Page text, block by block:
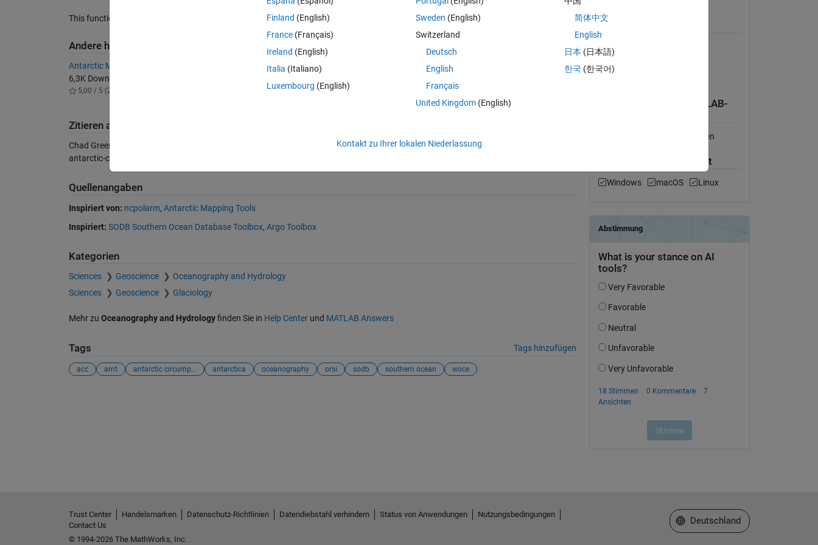
This function is now a plugin for Antarctic Mapping Tools.
Andere haben auch heruntergeladen:
Antarctic Mapping Tools
6,3K Downloads
5,00 / 5 (21)
Zitieren als
Chad Greene (2026).
(https://de.mathworks.com/matlabcentral/fileexchange/40627-plot-
antarctic-circumpolar-current-fronts), MATLAB Central File Exchange. Abgerufen
Quellenangaben
Inspiriert von: ncpolarm, Antarctic Mapping Tools
Inspiriert: SODB Southern Ocean Database Toolbox, Argo Toolbox
Kategorien
Sciences Geoscience
Oceanography and Hydrology
Sciences
Geoscience Glaciology
Mehr zu Oceanography and Hydrologyfinden Sie in Help Centerund MATLAB Answers
Tags Tags hinzufügen
acc amt antarctic circump... antarctica oceanography orsi sodb southern ocean woce
MATLAB
Mapping Toolbox
Kompatibilität der MATLAB-
Kompatibel mit allen Versionen
Plattform-Kompatibilität
Windows macOS Linux
Finland (English)
France (Français)
Ireland (English)
Italia (Italiano)
Luxembourg (English)
Sweden (English)
Switzerland
Deutsch
English
Français
United Kingdom(English)
简体中文
English
日本 (日本語)
한국 (한국어)
Kontakt zu Ihrer lokalen Niederlassung
Trust Center Handelsmarken Datenschutz-Richtlinien Datendiebstahl verhindern Status von Anwendungen
Nutzungsbedingungen
Contact Us
© 1994-2026 The MathWorks, Inc.
Website auswählen
Deutschland